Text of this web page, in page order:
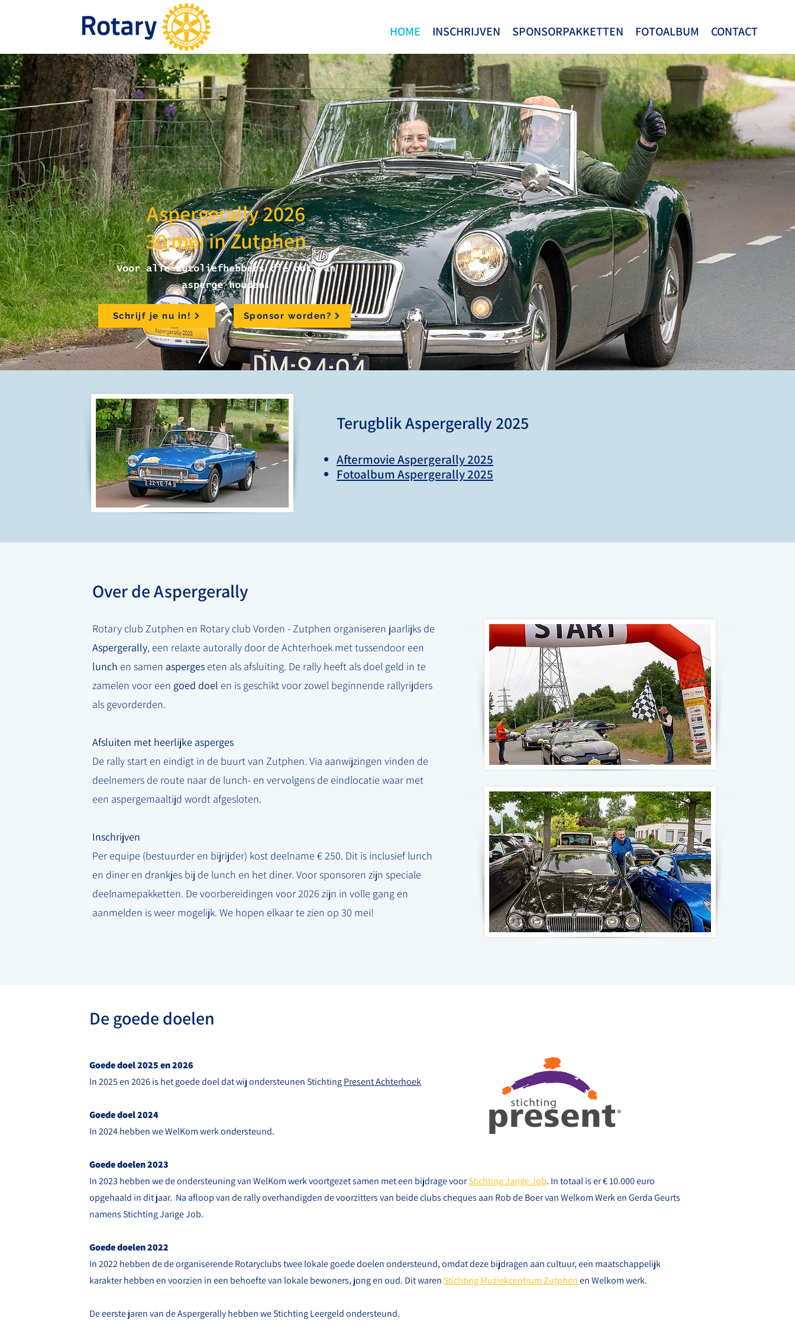
HOME INSCHRIJVEN SPONSORPAKKETTEN FOTOALBUM CONTACT
Aspergerally 2026
30 mei in Zutphen
Voor alle autoliefhebbers die ook van
asperge houden!
Schrijf je nu in! Sponsor worden?
Terugblik Aspergerally 2025
Aftermovie Aspergerally 2025
Fotoalbum Aspergerally 2025
Over de Aspergerally
Rotary club Zutphen en Rotary club Vorden - Zutphen organiseren jaarlijks de
Aspergerally, een relaxte autorally door de Achterhoek met tussendoor een
lunch en samen aspergeseten als afsluiting. De rally heeft als doel geld in te
zamelen voor een goed doel en is geschikt voor zowel beginnende rallyrijders
als gevorderden.
Afsluiten met heerlijke asperges
De rally start en eindigt in de buurt van Zutphen. Via aanwijzingen vinden de
deelnemers de route naar de lunch- en vervolgens de eindlocatie waar met
een aspergemaaltijd wordt afgesloten.
Inschrijven
Per equipe (bestuurder en bijrijder) kost deelname € 250. Dit is inclusief lunch
en diner en drankjes bij de lunch en het diner. Voor sponsoren zijn speciale
deelnamepakketten. De voorbereidingen voor 2026 zijn in volle gang en
aanmelden is weer mogelijk. We hopen elkaar te zien op 30 mei!
De goede doelen
Goede doel 2025 en 2026
In 2025 en 2026 is het goede doel dat wij ondersteunen StichtingPresent Achterhoek
Goede doel 2024
In 2024 hebben we WelKom werk ondersteund.
Goede doelen 2023
In 2023 hebben we de ondersteuning vanWelKomwerk voortgezet samen met een bijdrage voorStichting Jarige Job. In totaal is er € 10.000 euro
opgehaald in dit jaar. Na afloop van de rally overhandigden de voorzitters van beide clubs cheques aan Rob de Boer van Welkom Werk en Gerda Geurts
namens Stichting Jarige Job.
Goede doelen 2022
In 2022 hebben de de organiserende Rotaryclubs twee lokale goede doelen ondersteund, omdat deze bijdragen aan cultuur, een maatschappelijk
karakter hebben en voorzien in een behoefte van lokale bewoners, jong en oud. Dit waren Stichting Muziekcentrum Zutphenen Welkom werk.
De eerste jaren van de Aspergerally hebben we Stichting Leergeld ondersteund.